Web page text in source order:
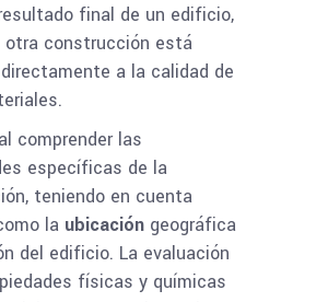
final de un edificio,
otra construcción está
a la calidad de
comprender las
específicas de la
teniendo en cuenta
la ubicación geográfica
del edificio. La evaluación
físicas y químicas